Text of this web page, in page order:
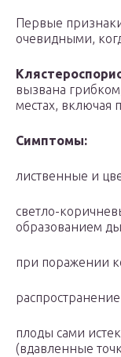
Первые
очевидными,
вызвана
местах, включая
Симптомы:
лиственные и
светло-
образованием
при поражении
плоды сами
(вдавленные